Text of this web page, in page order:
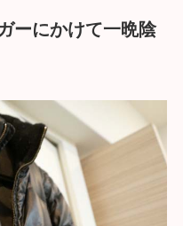
ーにかけて一晩陰